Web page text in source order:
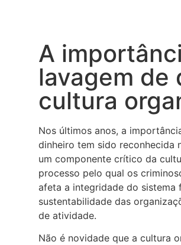
A
lavagem de
cultura
Nos últimos anos, a
dinheiro tem sido reconhecida
um componente crítico da
processo pelo qual os
afeta a integridade do sistema
sustentabilidade das
de atividade.
Não é novidade que a cultura